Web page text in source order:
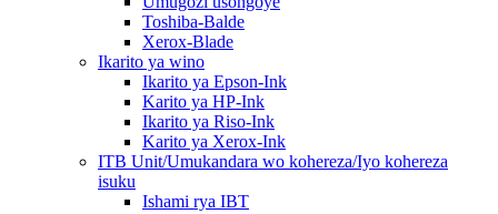
Toshiba-Balde
Xerox-Blade
Ikarito ya wino
Ikarito ya Epson-Ink
Karito ya HP-Ink
Ikarito ya Riso-Ink
Karito ya Xerox-Ink
ITB Unit/Umukandara wo kohereza/Iyo kohereza
isuku
Ishami rya IBT